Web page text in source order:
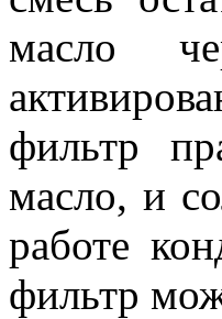
масло
фильтр
масло, и
работе
фильтр